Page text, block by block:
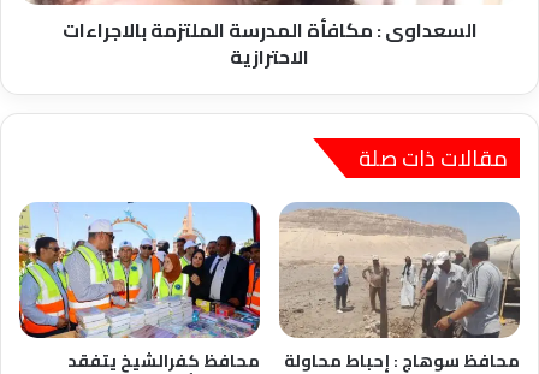
السعداوى : مكافأة المدرسة الملتزمة بالاجراءات
الاحترازية
مقالات ذات صلة
محافظ سوهاج : إحباط محاولة محافظ كفرالشيخ يتفقد